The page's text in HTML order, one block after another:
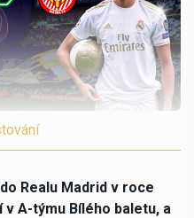
Realu Madrid v roce
v A-týmu Bílého baletu, a